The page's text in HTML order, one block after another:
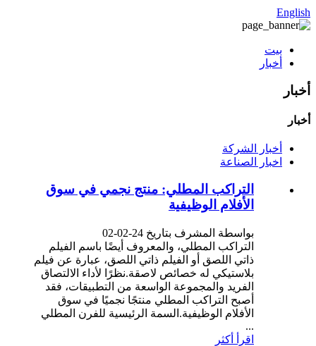
English
بيت
أخبار
أخبار
أخبار
أخبار الشركة
اخبار الصناعة
التراكب المطلي: منتج نجمي في سوق
الأفلام الوظيفية
بواسطة المشرف بتاريخ 24-02-02
التراكب المطلي، والمعروف أيضًا باسم الفيلم
ذاتي اللصق أو الفيلم ذاتي اللصق، عبارة عن فيلم
بلاستيكي له خصائص لاصقة.نظرًا لأداء الالتصاق
الفريد والمجموعة الواسعة من التطبيقات، فقد
أصبح التراكب المطلي منتجًا نجميًا في سوق
الأفلام الوظيفية.السمة الرئيسية للفرن المطلي
...
اقرأ أكثر